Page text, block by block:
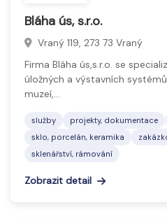
Bláha ús, s.r.o.
Vraný 119, 273 73 Vraný
Firma Bláha ús,s.r.o. se
úložných a výstavních
muzeí,…
služby projekty, dokumentace
sklo, porcelán, keramika
sklenářství, rámování
Zobrazit detail